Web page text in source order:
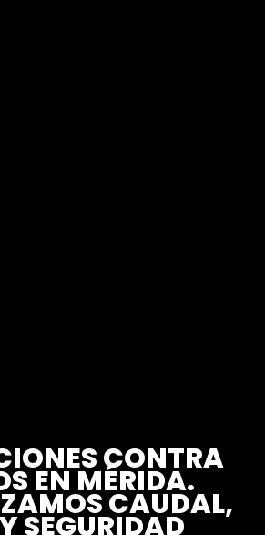
CONTRA
EN MÉRIDA.
CAUDAL,
SEGURIDAD